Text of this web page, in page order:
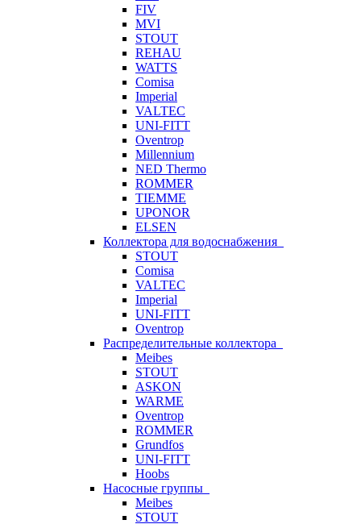
FIV
MVI
STOUT
REHAU
WATTS
Comisa
Imperial
VALTEC
UNI-FITT
Oventrop
Millennium
NED Thermo
ROMMER
TIEMME
UPONOR
ELSEN
Коллектора для водоснабжения
STOUT
Comisa
VALTEC
Imperial
UNI-FITT
Oventrop
Распределительные коллектора
Meibes
STOUT
ASKON
WARME
Oventrop
ROMMER
Grundfos
UNI-FITT
Hoobs
Насосные группы
Meibes
STOUT